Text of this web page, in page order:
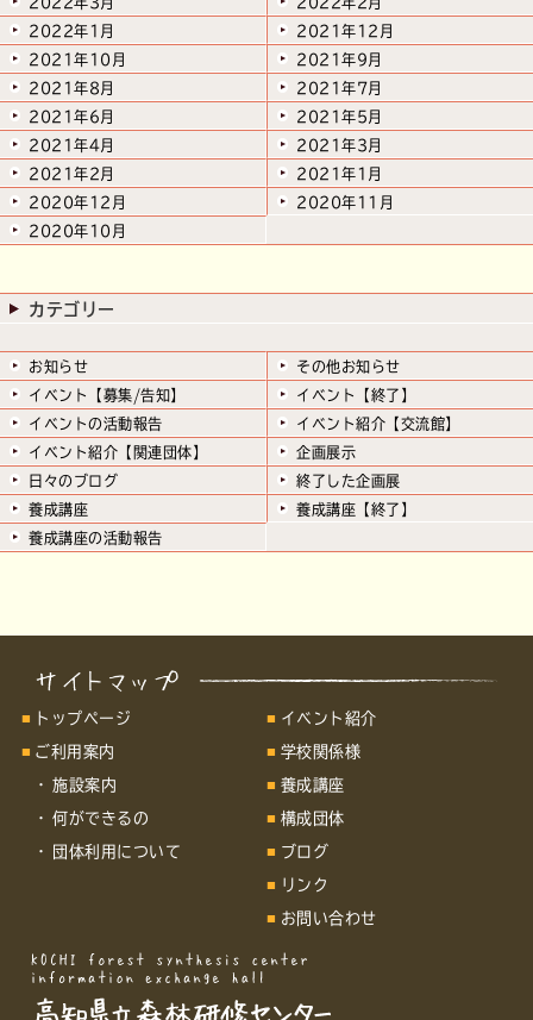
2022年1月
2021年12月
2021年10月
2021年9月
2021年8月
2021年7月
2021年6月
2021年5月
2021年4月
2021年3月
2021年2月
2021年1月
2020年12月
2020年11月
2020年10月
カテゴリー
お知らせ
その他お知らせ
イベント【募集/告知】
イベント【終了】
イベントの活動報告
イベント紹介【交流館】
イベント紹介【関連団体】
企画展示
日々のブログ
終了した企画展
養成講座
養成講座【終了】
養成講座の活動報告
トップページ
ご利用案内
施設案内
何ができるの
団体利用について
イベント紹介
学校関係様
養成講座
構成団体
ブログ
リンク
お問い合わせ